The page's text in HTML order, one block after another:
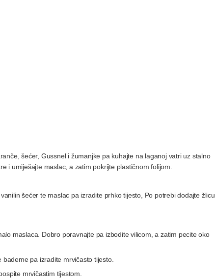
šećer, Gussnel i žumanjke pa kuhajte na laganoj vatri uz stalno
i umiješajte maslac, a zatim pokrijte plastičnom folijom.
šećer te maslac pa izradite prhko tijesto, Po potrebi dodajte žlicu
maslaca. Dobro poravnajte pa izbodite vilicom, a zatim pecite oko
pa izradite mrvičasto tijesto.
mrvičastim tijestom.